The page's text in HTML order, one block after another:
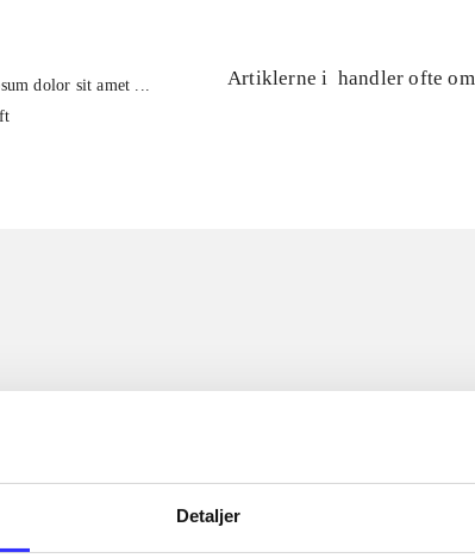
Detaljer
dolor sit amet ...
Artiklerne i handler ofte om